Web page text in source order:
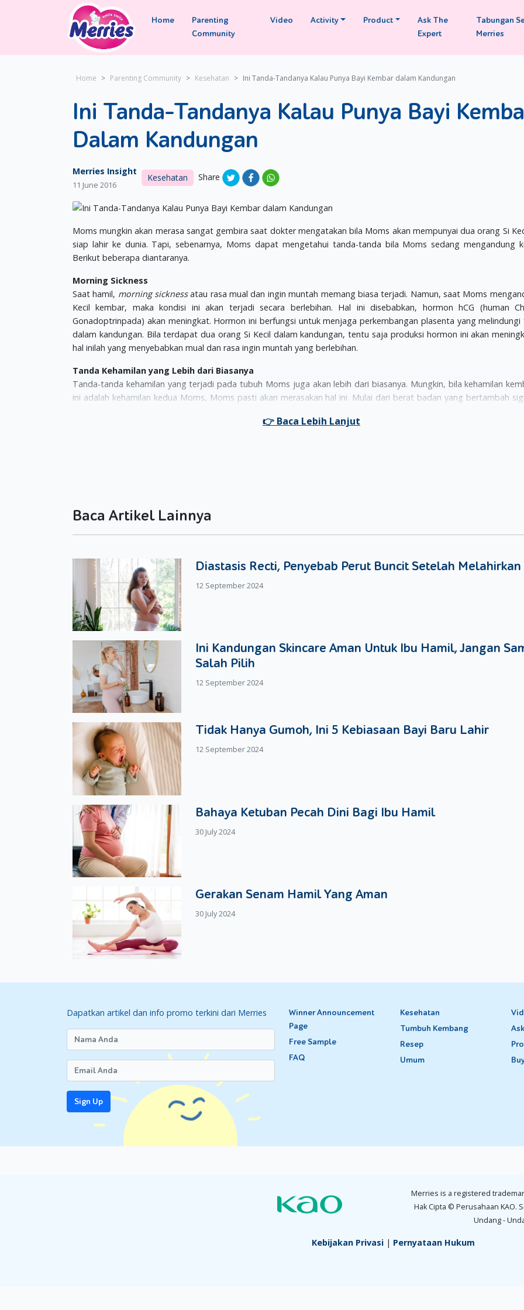
Home
Parenting
Community
Video Activity Product
Ask The
Expert
Tabungan
Merries
Home Parenting Community Kesehatan Ini Tanda-Tandanya Kalau Punya Bayi Kembar dalam Kandungan
Ini Tanda-Tandanya Kalau Punya Bayi
Dalam Kandungan
Merries Insight
11 June 2016
Kesehatan Share
Moms mungkin akan merasa sangat gembira saat dokter mengatakan bila Moms akan mempunyai dua orang Si
siap lahir ke dunia. Tapi, sebenarnya, Moms dapat mengetahui tanda-tanda bila Moms sedang mengandung
Berikut beberapa diantaranya.
Morning Sickness
Saat hamil, morning sicknessatau rasa mual dan ingin muntah memang biasa terjadi. Namun, saat Moms
Kecil kembar, maka kondisi ini akan terjadi secara berlebihan. Hal ini disebabkan, hormon hCG (human
Gonadoptrinpada) akan meningkat. Hormon ini berfungsi untuk menjaga perkembangan plasenta yang melindungi
dalam kandungan. Bila terdapat dua orang Si Kecil dalam kandungan, tentu saja produksi hormon ini akan
hal inilah yang menyebabkan mual dan rasa ingin muntah yang berlebihan.
Tanda Kehamilan yang Lebih dari Biasanya
Tanda-tanda kehamilan yang terjadi pada tubuh Moms juga akan lebih dari biasanya. Mungkin, bila kehamilan
ini adalah kehamilan kedua Moms, Moms pasti akan merasakan hal ini. Mulai dari berat badan yang bertambah
karena penggunaan zat besi digunakan lebih banyak oleh dua orang Si Kecil dalam kandungan.
Namun, tentunya, pertambahan berat badan yang signifikan ini terjadi dengan pola makan yang sehat dan normal
layaknya orang hamil. Jadi, bila Moms tidak makan berlebihan dan berat badan bertambah secara signifikan, maka
Tentu saja, untuk mengetahui lebih jelas mengenai apakah Moms hamil kembar, Moms harus memeriksakan diri ke
Pada proses USG, biasanya akan terdengar dua detak jantung. Hal ini dapat terdeteksi pada usia kehamilan 12
Dan, pada saat usia kehamilan Moms mencapai 6 bulan atau 24 minggu, Moms sudah dapat melihat jelas dua
Kecil melalui hasil foto USG.
Baca Artikel Lainnya
Diastasis Recti, Penyebab Perut Buncit Setelah Melahirkan
12 September 2024
Ini Kandungan Skincare Aman Untuk Ibu Hamil, Jangan
Salah Pilih
12 September 2024
Tidak Hanya Gumoh, Ini 5 Kebiasaan Bayi Baru Lahir
12 September 2024
Bahaya Ketuban Pecah Dini Bagi Ibu Hamil
30 July 2024
Gerakan Senam Hamil Yang Aman
30 July 2024
Dapatkan artikel dan info promo terkini dari Merries
Sign Up
Winner Announcement
Page
Free Sample
FAQ
Kesehatan
Tumbuh Kembang
Resep
Umum
Merries is a registered
Hak Cipta © Perusahaan KAO.
Undang -
Kebijakan Privasi| Pernyataan Hukum